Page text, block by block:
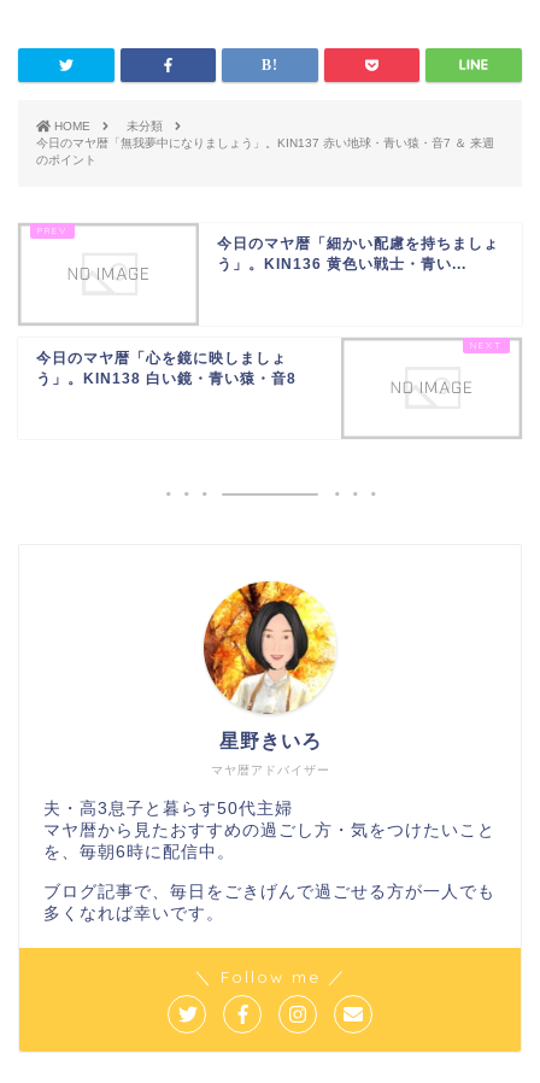
HOME
未分類
今日のマヤ暦「無我夢中になりましょう」。KIN137 赤い地球・青い猿・音7 ＆ 来週
のポイント
今日のマヤ暦「細かい配慮を持ちましょ
う」。KIN136 黄色い戦士・青い...
今日のマヤ暦「心を鏡に映しましょ
う」。KIN138 白い鏡・青い猿・音8
マヤ暦アドバイザー
星野きいろ
夫・高3息子と暮らす50代主婦
マヤ暦から見たおすすめの過ごし方・気をつけたいこと
を、毎朝6時に配信中。
ブログ記事で、毎日をごきげんで過ごせる方が一人でも
多くなれば幸いです。
＼ Follow me ／